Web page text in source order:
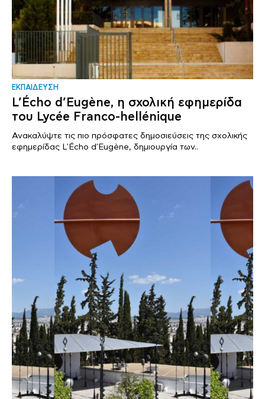
ΕΚΠΑΙΔΕΥΣΗ
L’Écho d’Eugène, η σχολική εφημερίδα
του Lycée Franco-hellénique
Ανακαλύψτε τις πιο πρόσφατες δημοσιεύσεις της σχολικής
εφημερίδας L'Écho d'Eugène, δημιουργία των..